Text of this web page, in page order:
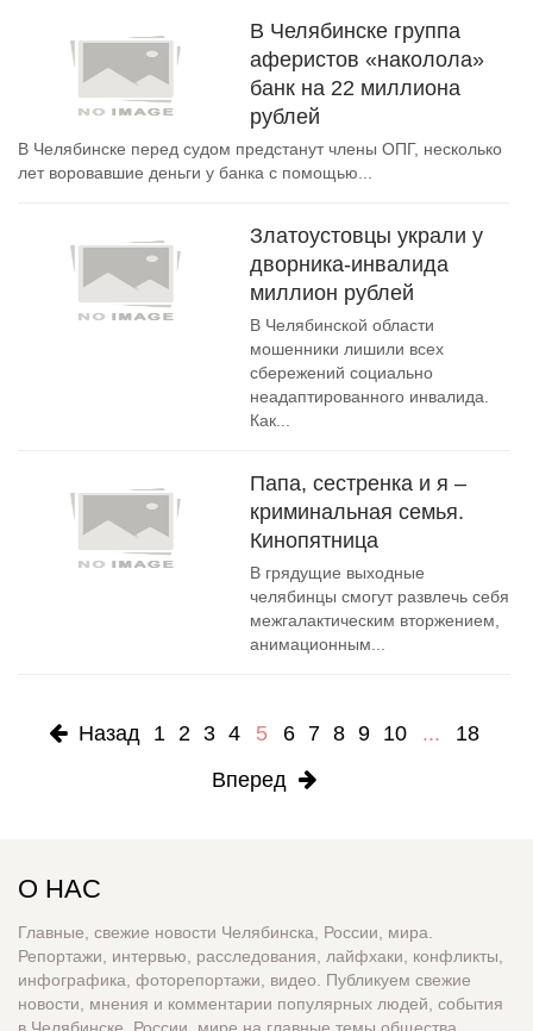
В Челябинске группа
аферистов «наколола»
банк на 22 миллиона
рублей
В Челябинске перед судом предстанут члены ОПГ, несколько
лет воровавшие деньги у банка с помощью...
Златоустовцы украли у
дворника-инвалида
миллион рублей
В Челябинской области
мошенники лишили всех
сбережений социально
неадаптированного инвалида.
Как...
Папа, сестренка и я –
криминальная семья.
Кинопятница
В грядущие выходные
челябинцы смогут развлечь себя
межгалактическим вторжением,
анимационным...
Назад 1 2 3 4 5 6 7 8 9 10 ...
18
Вперед
О НАС
Главные, свежие новости Челябинска, России, мира.
Репортажи, интервью, расследования, лайфхаки, конфликты,
инфографика, фоторепортажи, видео. Публикуем свежие
новости, мнения и комментарии популярных людей, события